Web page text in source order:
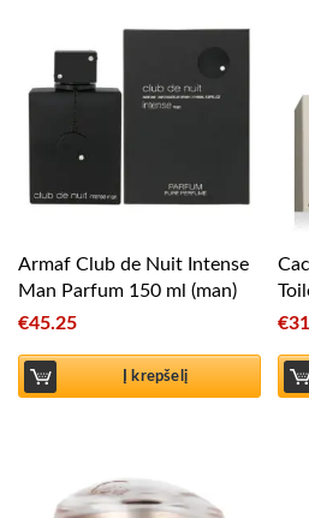
Armaf Club de Nuit Intense
Man Parfum 150 ml (man)
€45.25
Į krepšelį
€